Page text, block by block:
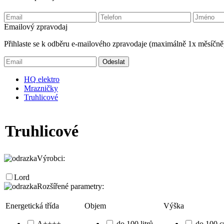
Emailový zpravodaj
Přihlaste se k odběru e-mailového zpravodaje (maximálně 1x
HQ elektro
Mrazničky
Truhlicové
Truhlicové
Výrobci:
Lord
Rozšířené parametry:
Energetická třída Objem Výška